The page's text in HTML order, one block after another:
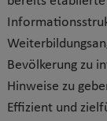
Bevölkerung zu
Hinweise zu
Effizient und